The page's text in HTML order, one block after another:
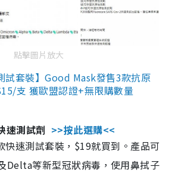
點擊圖片放大
試套裝】Good Mask發售3款抗原
支 獲歐盟認證+無限購數量
速測試劑 >>按此選購<<
快速測試套裝，$19就買到。產品可
Delta等新型冠狀病毒，使用鼻拭子